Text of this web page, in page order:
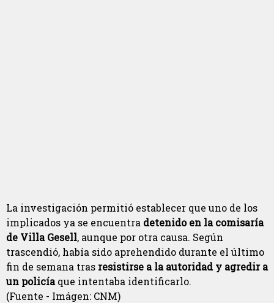
La investigación permitió establecer que uno de los
implicados ya se encuentra detenido en la comisaría
de Villa Gesell, aunque por otra causa. Según
trascendió, había sido aprehendido durante el último
fin de semana tras resistirse a la autoridad y agredir a
un policíaque intentaba identificarlo.
(Fuente - Imágen: CNM)